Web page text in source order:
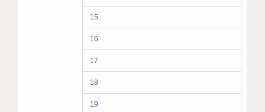
15
16
17
18
19